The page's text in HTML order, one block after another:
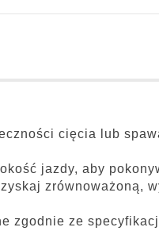
cięcia lub
jazdy, aby
zrównoważoną,
zgodnie ze